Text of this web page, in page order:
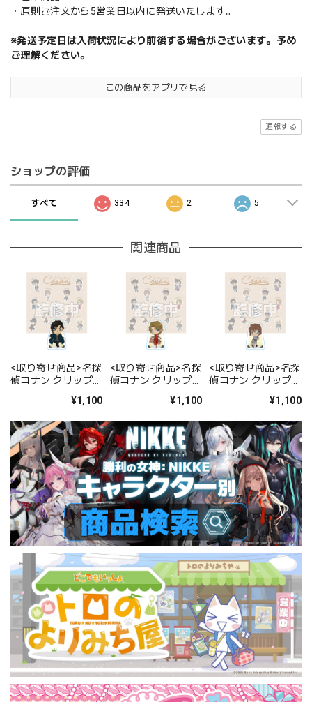
・原則ご注文から5営業日以内に発送いたします。
※発送予定日は入荷状況により前後する場合がございます。予め
ご理解ください。
この商品をアプリで見る
通報する
ショップの評価
すべて 334 2 5
関連商品
<取り寄せ商品>名探
偵コナン クリップメ
¥1,100
<取り寄せ商品>名探
偵コナン クリップメ
¥1,100
<取り寄せ商品>名探
偵コナン クリップメ
¥1,100